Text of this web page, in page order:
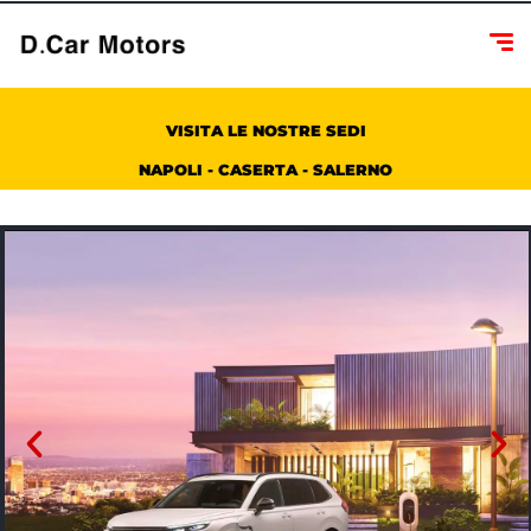
VISITA LE NOSTRE SEDI
NAPOLI - CASERTA - SALERNO